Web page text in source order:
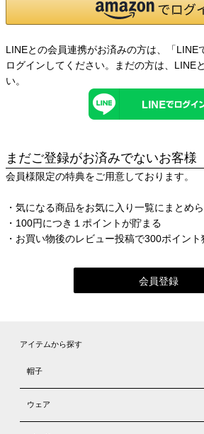
LINEとの会員連携がお済みの方は、「LINE
ログインしてください。まだの方は、 LINE
い。
まだご登録がお済みでないお客様
会員様限定の特典をご用意しております。
・気になる商品をお気に入り一覧にまとめ
・100円につき１ポイントが貯まる
・お買い物後のレビュー投稿で300ポイント
会員登録
アイテムから探す
帽子
ウェア